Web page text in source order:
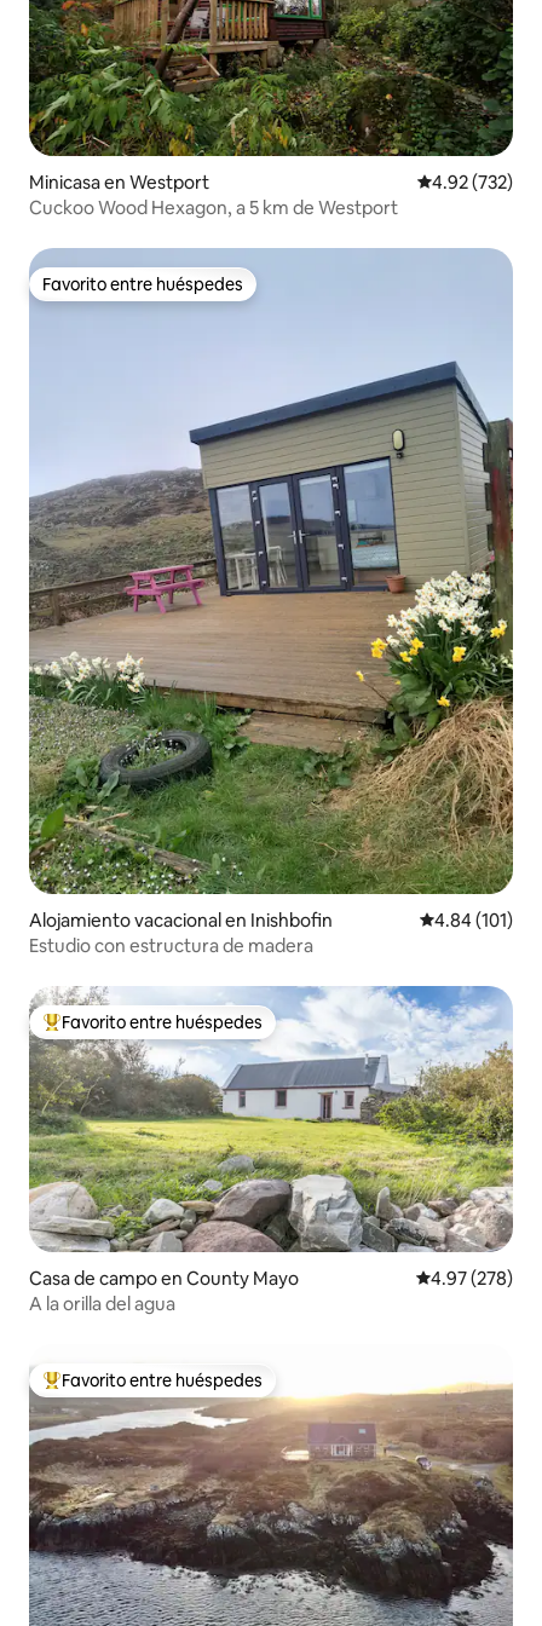
Minicasa en Westport Calificación
4.92 (732)
Cuckoo Wood Hexagon, a 5 km de Westport
Favorito entre huéspedes
Favorito entre huéspedes
Alojamiento vacacional en Inishbofin Calificación
4.84 (101)
Estudio con estructura de madera
De los mejores en Favorito entre huéspedes
Favorito entre huéspedes
Casa de campo en County Mayo Calificación
4.97 (278)
A la orilla del agua
De los mejores en Favorito entre huéspedes
Favorito entre huéspedes